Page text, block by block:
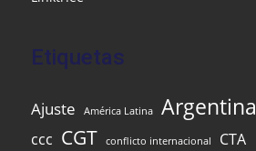
Etiquetas
Ajuste América Latina Argentina
ccc CGT conflicto internacional
CTA